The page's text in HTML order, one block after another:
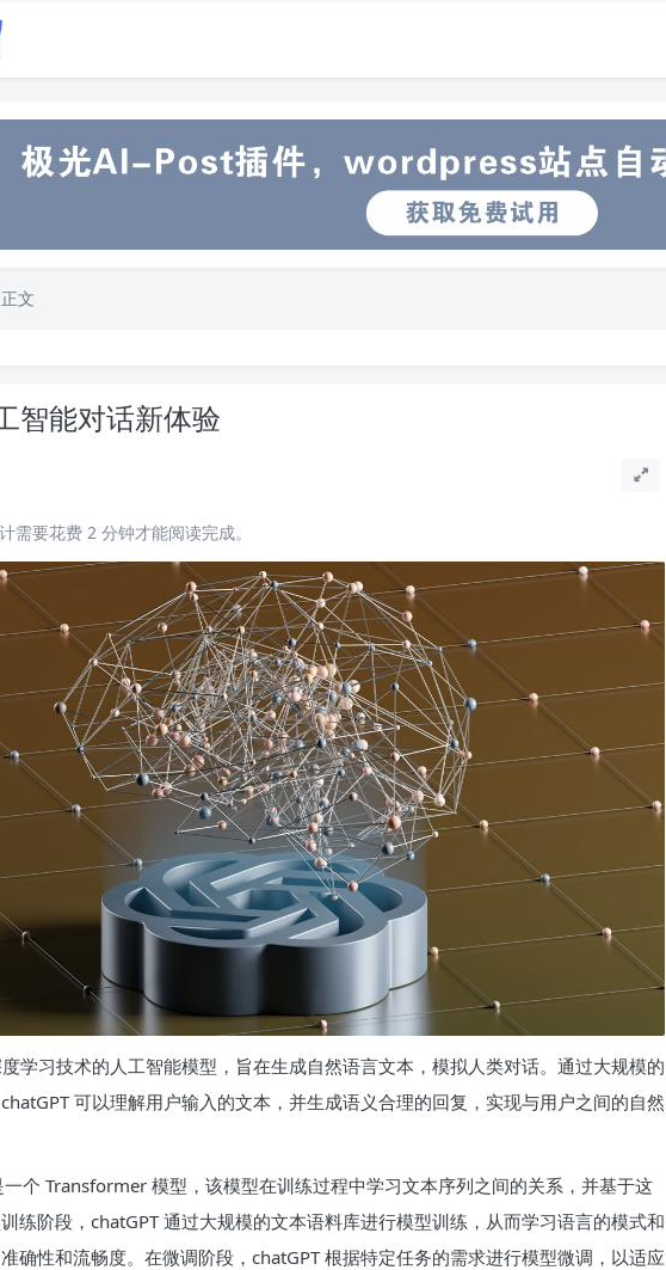
正文
智能对话新体验
需要花费 2 分钟才能阅读完成。
学习技术的人工智能模型，旨在生成自然语言文本，模拟人类对话。通过大规模的
可以理解用户输入的文本，并生成语义合理的回复，实现与用户之间的自然
一个 Transformer 模型，该模型在训练过程中学习文本序列之间的关系，并基于这
练阶段，chatGPT 通过大规模的文本语料库进行模型训练，从而学习语言的模式和
确性和流畅度。在微调阶段，chatGPT 根据特定任务的需求进行模型微调，以适应